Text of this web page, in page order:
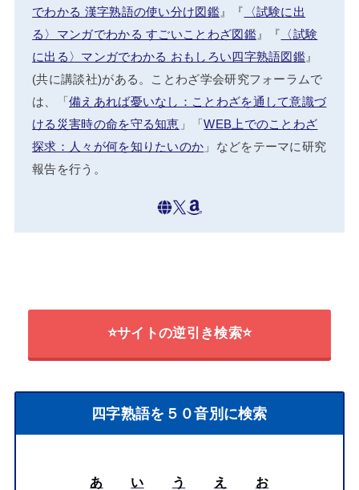
でわかる 漢字熟語の使い分け図鑑』『 〈試験に出
る〉マンガでわかる すごいことわざ図鑑』『 〈試験
に出る〉マンガでわかる おもしろい四字熟語図鑑』
(共に講談社)がある。ことわざ学会研究フォーラムで
は、「備えあれば憂いなし：ことわざを通して意識づ
ける災害時の命を守る知恵 」「WEB上でのことわざ
探求：人々が何を知りたいのか 」などをテーマに研究
報告を行う。
⭐サイトの逆引き検索⭐
四字熟語を５０音別に検索
あ い う え
お